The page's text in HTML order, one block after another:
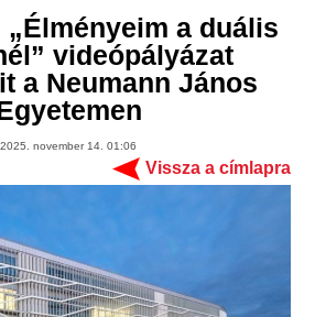
„Élményeim a duális
videópályázat
a Neumann János
2025. november 14. 01:06
Vissza a címlapra